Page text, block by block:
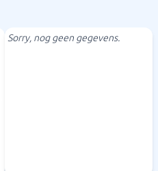
Sorry, nog geen gegevens.